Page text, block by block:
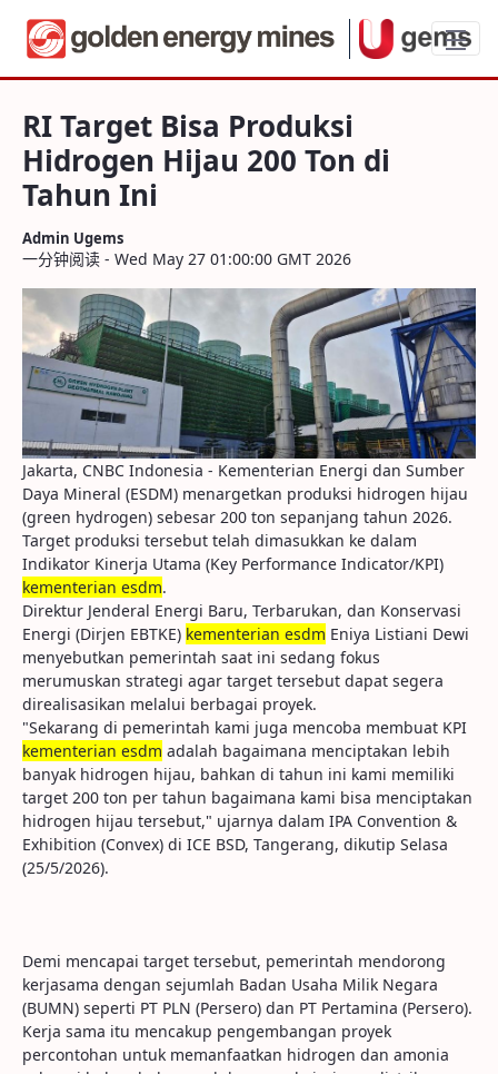
RI Target Bisa Produksi Hidrogen Hijau
RI Target Bisa Produksi
Hidrogen Hijau 200 Ton di
Tahun Ini
Admin Ugems
一分钟阅读 - Wed May 27 01:00:00 GMT 2026
Jakarta, CNBC Indonesia - Kementerian Energi dan Sumber
Daya Mineral (ESDM) menargetkan produksi hidrogen hijau
(green hydrogen) sebesar 200 ton sepanjang tahun 2026.
Target produksi tersebut telah dimasukkan ke dalam
Indikator Kinerja Utama (Key Performance Indicator/KPI)
kementerian esdm.
Direktur Jenderal Energi Baru, Terbarukan, dan Konservasi
Energi (Dirjen EBTKE) kementerian esdm Eniya Listiani Dewi
menyebutkan pemerintah saat ini sedang fokus
merumuskan strategi agar target tersebut dapat segera
direalisasikan melalui berbagai proyek.
"Sekarang di pemerintah kami juga mencoba membuat KPI
kementerian esdm adalah bagaimana menciptakan lebih
banyak hidrogen hijau, bahkan di tahun ini kami memiliki
target 200 ton per tahun bagaimana kami bisa menciptakan
hidrogen hijau tersebut," ujarnya dalam IPA Convention &
Exhibition (Convex) di ICE BSD, Tangerang, dikutip Selasa
(25/5/2026).
Demi mencapai target tersebut, pemerintah mendorong
kerjasama dengan sejumlah Badan Usaha Milik Negara
(BUMN) seperti PT PLN (Persero) dan PT Pertamina (Persero).
Kerja sama itu mencakup pengembangan proyek
percontohan untuk memanfaatkan hidrogen dan amonia